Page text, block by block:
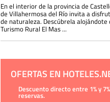
En el interior de la provincia de
de Villahermosa del Río invita a
de naturaleza. Descúbrela alojándote
Turismo Rural El Mas ...
OFERTAS EN
Descuento directo entre 1% y
reservas.